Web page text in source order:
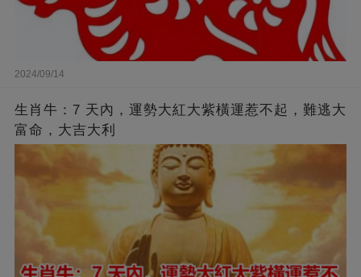
2024/09/14
生肖牛：7 天內，運勢大紅大紫橫運惹不起，難逃大
富命，大吉大利